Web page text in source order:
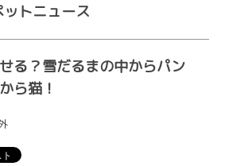
トニュース
る？雪だるまの中からパン
ら猫！